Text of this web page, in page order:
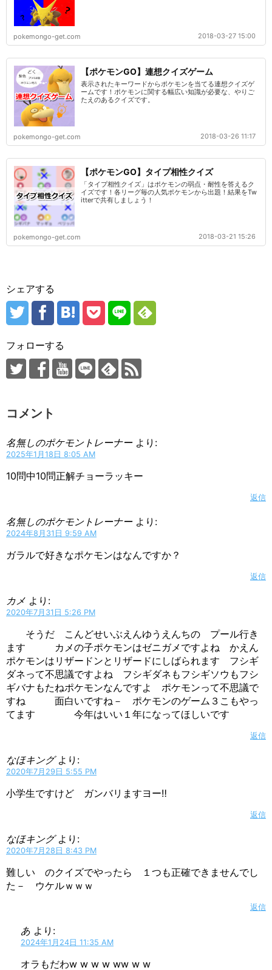
pokemongo-get.com 2018-03-27 15:00
【ポケモンGO】連想クイズゲーム
表示されたキーワードからポケモンを当てる連想クイズゲ
ームです！ポケモンに関する幅広い知識が必要な、やりご
たえのあるクイズです。
pokemongo-get.com 2018-03-26 11:17
【ポケモンGO】タイプ相性クイズ
「タイプ相性クイズ」はポケモンの弱点・耐性を答えるク
イズです！各リーグ毎の人気ポケモンから出題！結果をTw
itterで共有しましょう！
pokemongo-get.com 2018-03-21 15:26
シェアする
フォローする
コメント
名無しのポケモントレーナー より:
2025年1月18日 8:05 AM
10問中10問正解チョーラッキー
返信
名無しのポケモントレーナー より:
2024年8月31日 9:59 AM
ガラルで好きなポケモンはなんですか？
返信
カメ より:
2020年7月31日 5:26 PM
そうだ こんどせいぶえんゆうえんちの プール行き
ます カメの子ポケモンはゼニガメですよね かえん
ポケモンはリザードンとリザードにしばられます フシギ
ダネって不思議ですよね フシギダネもフシギソウもフシ
ギバナもたねポケモンなんですよ ポケモンって不思議で
すね 面白いですね－ ポケモンのゲーム３こもやっ
てます 今年はいい１年になってほしいです
返信
なほキング より:
2020年7月29日 5:55 PM
小学生ですけど ガンバリますヨー‼
返信
なほキング より:
2020年7月28日 8:43 PM
難しい のクイズでやったら １つも正確できませんでし
た－ ウケルｗｗｗ
返信
あ より:
2024年1月24日 11:35 AM
オラもだわw w w w ww w w